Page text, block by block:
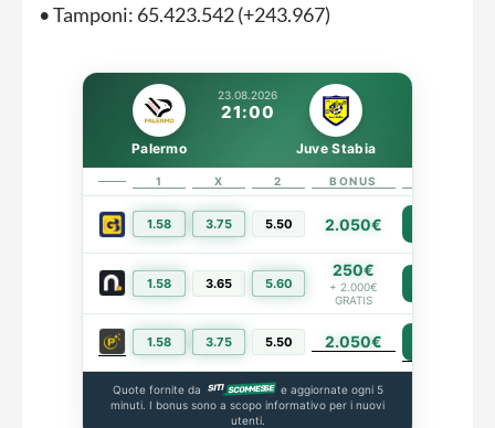
• Tamponi: 65.423.542 (+243.967)
23.08.2026
21:00
Palermo Juve Stabia
1 X 2 BONUS
1.58 3.75 5.50 2.050€
1.58 3.65 5.60
250€
+ 2.000€
GRATIS
1.58 3.75 5.50 2.050€
Quote fornite da
e aggiornate ogni 5
minuti. I bonus sono a scopo informativo per i nuovi
utenti.